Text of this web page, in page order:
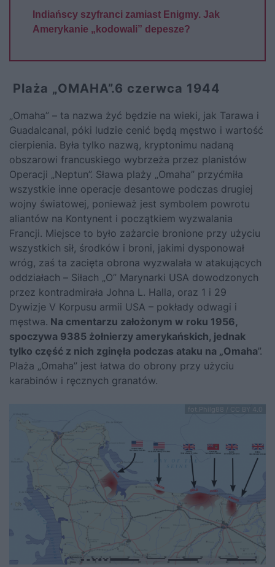
Indiańscy szyfranci zamiast Enigmy. Jak
Amerykanie „kodowali” depesze?
Plaża „OMAHA”.6 czerwca 1944
„Omaha” – ta nazwa żyć będzie na wieki, jak Tarawa i
Guadalcanal, póki ludzie cenić będą męstwo i wartość
cierpienia. Była tylko nazwą, kryptonimu nadaną
obszarowi francuskiego wybrzeża przez planistów
Operacji „Neptun”. Sława plaży „Omaha” przyćmiła
wszystkie inne operacje desantowe podczas drugiej
wojny światowej, ponieważ jest symbolem powrotu
aliantów na Kontynent i początkiem wyzwalania
Francji. Miejsce to było zażarcie bronione przy użyciu
wszystkich sił, środków i broni, jakimi dysponował
wróg, zaś ta zacięta obrona wyzwalała w atakujących
oddziałach – Siłach „O” Marynarki USA dowodzonych
przez kontradmirała Johna L. Halla, oraz 1 i 29
Dywizje V Korpusu armii USA – pokłady odwagi i
męstwa. Na cmentarzu założonym w roku 1956,
spoczywa 9385 żołnierzy amerykańskich, jednak
tylko część z nich zginęła podczas ataku na „Omaha”.
Plaża „Omaha” jest łatwa do obrony przy użyciu
karabinów i ręcznych granatów.
fot.Philg88 / CC BY 4.0